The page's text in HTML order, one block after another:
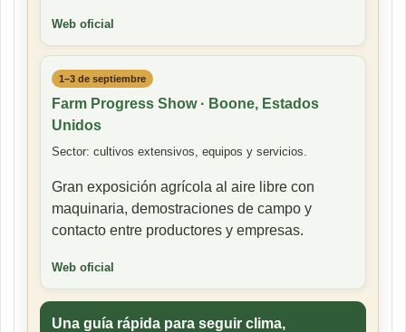
Web oficial
1–3 de septiembre
Farm Progress Show · Boone, Estados
Unidos
Sector: cultivos extensivos, equipos y servicios.
Gran exposición agrícola al aire libre con
maquinaria, demostraciones de campo y
contacto entre productores y empresas.
Web oficial
Una guía rápida para seguir clima,